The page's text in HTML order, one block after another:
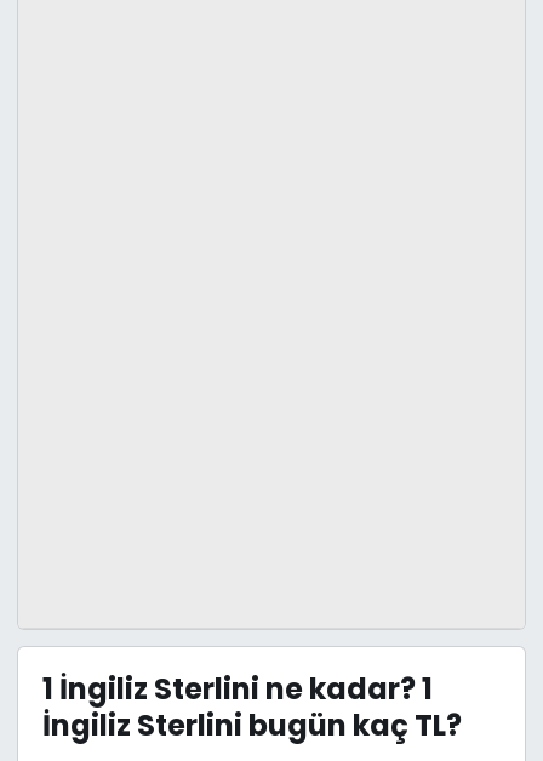
1 İngiliz Sterlini ne kadar? 1
İngiliz Sterlini bugün kaç TL?